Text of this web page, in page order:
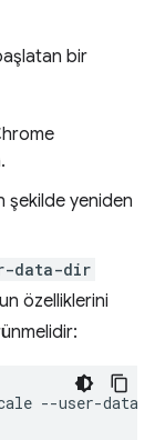
bir
şekilde yeniden
data-dir
özelliklerini